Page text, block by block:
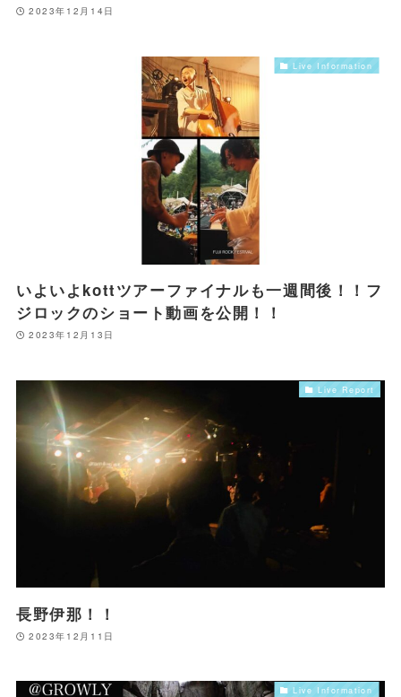
2023年12月14日
Live Information
いよいよkottツアーファイナルも一週間後！！フ
ジロックのショート動画を公開！！
2023年12月13日
Live Report
長野伊那！！
2023年12月11日
Live Information